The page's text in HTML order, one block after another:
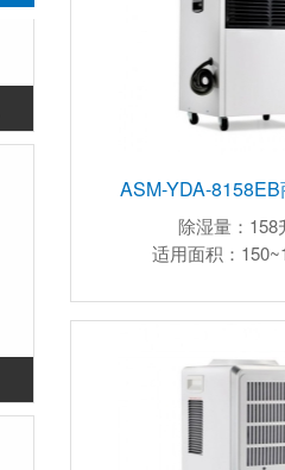
ASM-YDA-
除湿量：158
适用面积：